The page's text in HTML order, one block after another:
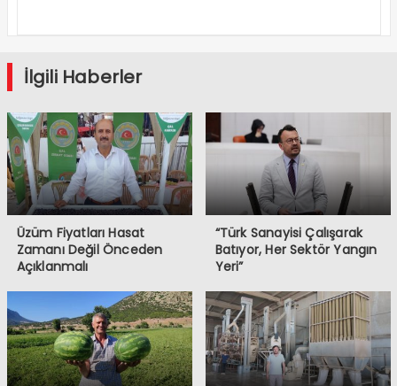
İlgili Haberler
Üzüm Fiyatları Hasat
Zamanı Değil Önceden
Açıklanmalı
“Türk Sanayisi Çalışarak
Batıyor, Her Sektör Yangın
Yeri”